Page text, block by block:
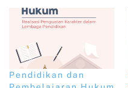
Pendidikan dan